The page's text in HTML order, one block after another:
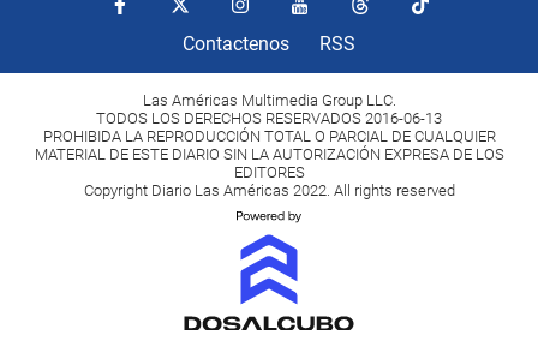
Contactenos RSS
Las Américas Multimedia Group LLC.
TODOS LOS DERECHOS RESERVADOS 2016-06-13
PROHIBIDA LA REPRODUCCIÓN TOTAL O PARCIAL DE CUALQUIER
MATERIAL DE ESTE DIARIO SIN LA AUTORIZACIÓN EXPRESA DE LOS
EDITORES
Copyright Diario Las Américas 2022. All rights reserved